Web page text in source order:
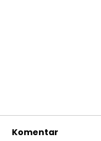
Komentar